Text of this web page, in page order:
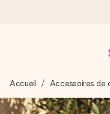
Nous préparons votre
en un éclair – pour
quand cela compte le
Accueil Accessoires de